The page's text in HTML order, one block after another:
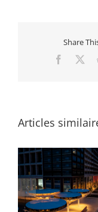
Share
Articles
Rampe